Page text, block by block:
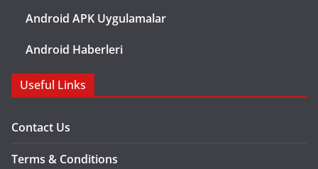
Android APK Uygulamalar
Android Haberleri
Useful Links
Contact Us
Terms & Conditions